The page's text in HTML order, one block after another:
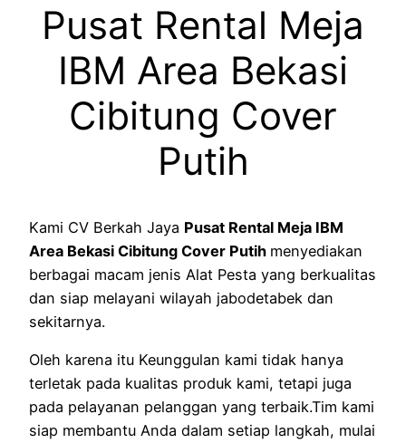
Pusat Rental Meja
IBM Area Bekasi
Cibitung Cover
Putih
Kami CV Berkah Jaya Pusat Rental Meja IBM
Area Bekasi Cibitung Cover Putih menyediakan
berbagai macam jenis Alat Pesta yang berkualitas
dan siap melayani wilayah jabodetabek dan
sekitarnya.
Oleh karena itu Keunggulan kami tidak hanya
terletak pada kualitas produk kami, tetapi juga
pada pelayanan pelanggan yang terbaik.Tim kami
siap membantu Anda dalam setiap langkah, mulai